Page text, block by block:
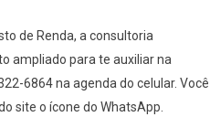
de Renda, a consultoria
ampliado para te auxiliar na
6864 na agenda do celular. Você
site o ícone do WhatsApp.